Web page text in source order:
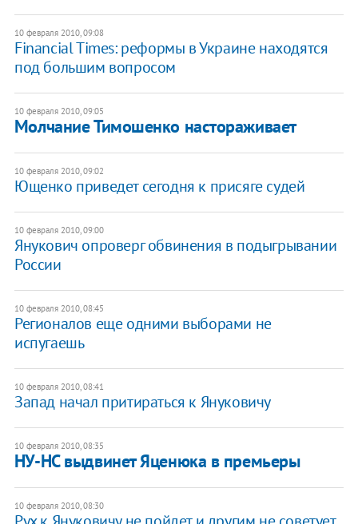
10 февраля 2010, 09:08
Financial Times: реформы в Украине находятся
под большим вопросом
10 февраля 2010, 09:05
Молчание Тимошенко настораживает
10 февраля 2010, 09:02
Ющенко приведет сегодня к присяге судей
10 февраля 2010, 09:00
Янукович опроверг обвинения в подыгрывании
России
10 февраля 2010, 08:45
Регионалов еще одними выборами не
испугаешь
10 февраля 2010, 08:41
Запад начал притираться к Януковичу
10 февраля 2010, 08:35
НУ-НС выдвинет Яценюка в премьеры
10 февраля 2010, 08:30